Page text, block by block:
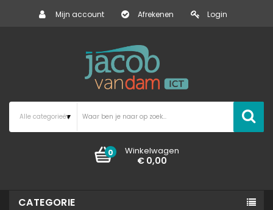
Mijn account Afrekenen Login
Winkelwagen
0
€ 0,00
CATEGORIE